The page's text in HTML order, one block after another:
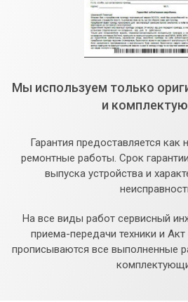
Мы используем только
и
Гарантия предоставляется как
ремонтные работы. Срок
выпуска устройства и
На все виды работ сервисный
приема-передачи техники и Акт
прописываются все выполненные